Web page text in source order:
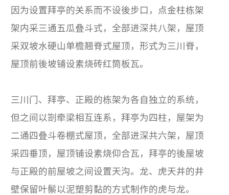
因为设置拜亭的关系而不设後步口，点金柱栋架
架内采三通五瓜叠斗式，全部进深共八架，屋顶
采双坡水硬山单檐翘脊式屋顶，形式为三川脊，
屋顶前後坡铺设素烧砖红筒板瓦。
三川门、拜亭、正殿的栋架为各自独立的系统，
但之间以劄牵梁相互连系，拜亭为四柱，屋架为
二通四叠斗卷棚式屋顶，全部进深共六架，屋顶
采四垂顶，屋顶铺设素烧仰合瓦，拜亭的後屋坡
与正殿的前屋坡之间设置天沟。龙、虎天井的井
壁保留叶鬃以泥塑剪黏的方式制作的虎与龙。